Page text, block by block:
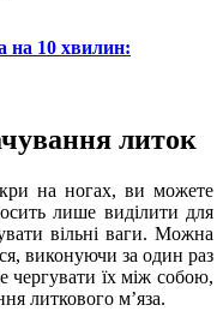
на 10 хвилин:
литок
на ногах, ви можете
лише виділити для
вільні ваги. Можна
виконуючи за один раз
чергувати їх між собою,
литкового м’яза.